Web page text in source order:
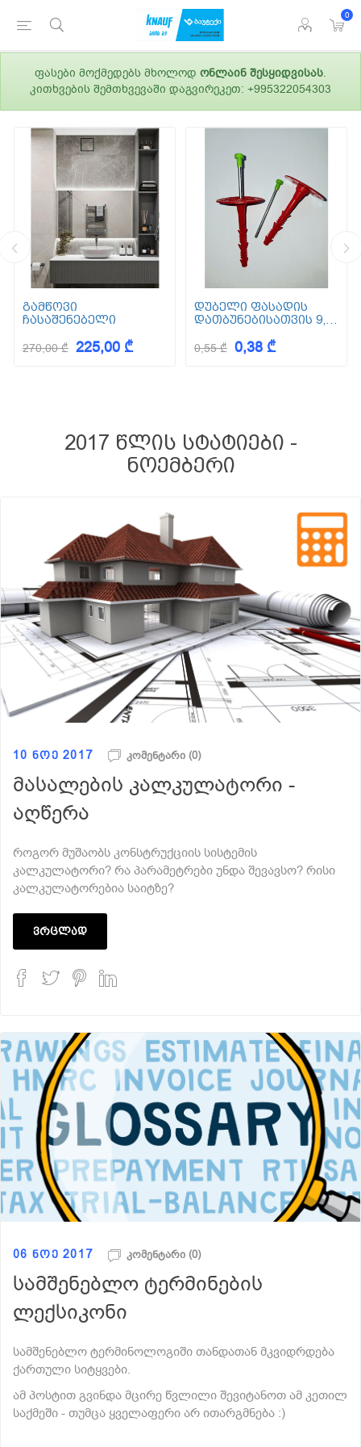
0
ფასები მოქმედებს მხოლოდ ონლაინ შესყიდვისას.
კითხვების შემთხვევაში დაგვირეკეთ: +995322054303
გამწოვი
ჩასაშენებელი
270,00 ₾ 225,00 ₾
დუბელი ფასადის
დათბუნებისათვის 9,5
0,55 ₾ 0,38 ₾
2017 წლის სტატიები -
ნოემბერი
10 ნოე 2017 კომენტარი (0)
მასალების კალკულატორი -
აღწერა
როგორ მუშაობს კონსტრუქციის სისტემის
კალკულატორი? რა პარამეტრები უნდა შევავსო? რისი
კალკულატორებია საიტზე?
ვრცლად
06 ნოე 2017 კომენტარი (0)
სამშენებლო ტერმინების
ლექსიკონი
სამშენებლო ტერმინოლოგიში თანდათან მკვიდრდება
ქართული სიტყვები.
ამ პოსტით გვინდა მცირე წვლილი შევიტანოთ ამ კეთილ
საქმეში - თუმცა ყველაფერი არ ითარგმნება :)